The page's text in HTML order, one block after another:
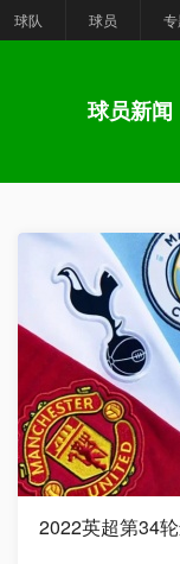
球队 球员
球员新闻
2022英超第34